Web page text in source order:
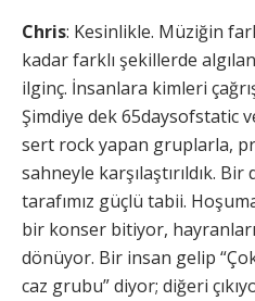
Chris: Kesinlikle. Müziğin
kadar farklı şekillerde
ilginç. İnsanlara kimleri
Şimdiye dek 65daysofstatic
sert rock yapan gruplarla,
sahneyle karşılaştırıldık.
tarafımız güçlü tabii.
bir konser bitiyor,
dönüyor. Bir insan gelip
caz grubu” diyor; diğeri